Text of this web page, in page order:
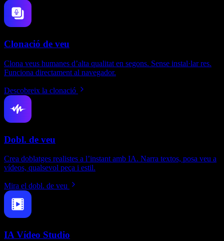
Clonació de veu
Clona veus humanes d’alta qualitat en segons. Sense instal·lar res.
Funciona directament al navegador.
Descobreix la clonació
Dobl. de veu
Crea doblatges realistes a l’instant amb IA. Narra textos, posa veu a
vídeos, qualsevol peça i estil.
Mira el dobl. de veu
IA Vídeo Studio